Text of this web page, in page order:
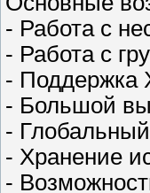
- Работа с
- Работа с
- Поддержка
- Большой
- Глобальный
- Хранение
-